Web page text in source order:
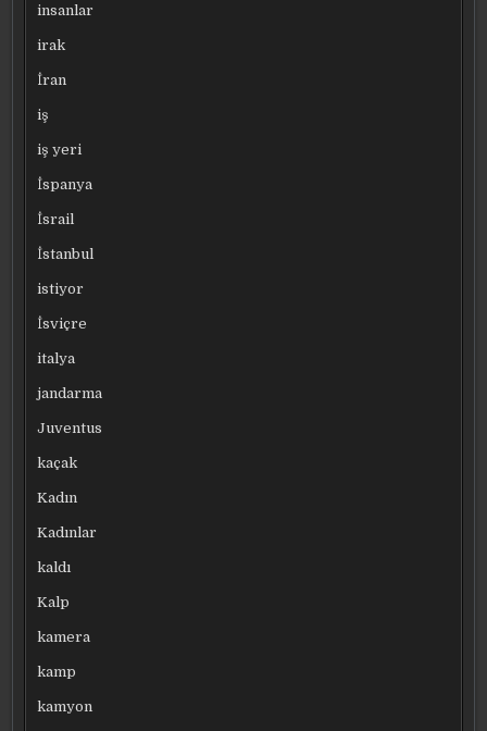
insanlar
irak
İran
iş
iş yeri
İspanya
İsrail
İstanbul
istiyor
İsviçre
italya
jandarma
Juventus
kaçak
Kadın
Kadınlar
kaldı
Kalp
kamera
kamp
kamyon